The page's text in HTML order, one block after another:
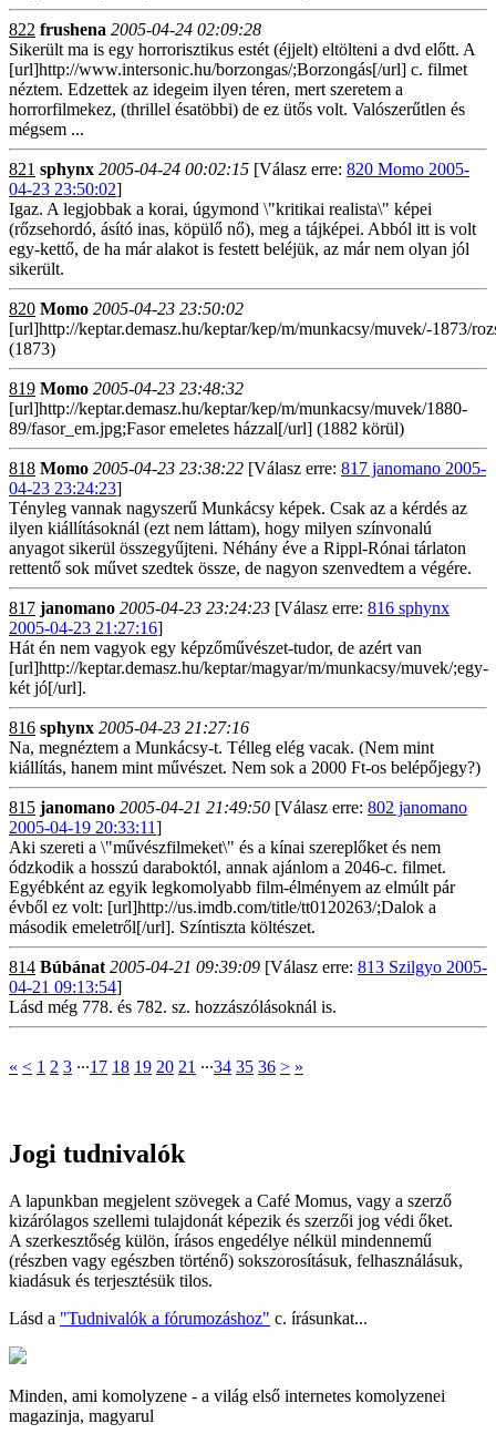
822 frushena 2005-04-24 02:09:28
Sikerült ma is egy horrorisztikus estét (éjjelt) eltölteni a dvd előtt. A
[url]http://www.intersonic.hu/borzongas/;Borzongás[/url] c. filmet
néztem. Edzettek az idegeim ilyen téren, mert szeretem a
horrorfilmekez, (thrillel ésatöbbi) de ez ütős volt. Valószerűtlen és
mégsem ...
821 sphynx 2005-04-24 00:02:15 [Válasz erre: 820 Momo 2005-
04-23 23:50:02]
Igaz. A legjobbak a korai, úgymond \"kritikai realista\" képei
(rőzsehordó, ásító inas, köpülő nő), meg a tájképei. Abból itt is volt
egy-kettő, de ha már alakot is festett beléjük, az már nem olyan jól
sikerült.
820 Momo 2005-04-23 23:50:02
[url]http://keptar.demasz.hu/keptar/kep/m/munkacsy/muvek/-1873/
(1873)
819 Momo 2005-04-23 23:48:32
[url]http://keptar.demasz.hu/keptar/kep/m/munkacsy/muvek/1880-
89/fasor_em.jpg;Fasor emeletes házzal[/url] (1882 körül)
818 Momo 2005-04-23 23:38:22 [Válasz erre: 817 janomano 2005-
04-23 23:24:23]
Tényleg vannak nagyszerű Munkácsy képek. Csak az a kérdés az
ilyen kiállításoknál (ezt nem láttam), hogy milyen színvonalú
anyagot sikerül összegyűjteni. Néhány éve a Rippl-Rónai tárlaton
rettentő sok művet szedtek össze, de nagyon szenvedtem a végére.
817 janomano 2005-04-23 23:24:23 [Válasz erre: 816 sphynx
2005-04-23 21:27:16]
Hát én nem vagyok egy képzőművészet-tudor, de azért van
[url]http://keptar.demasz.hu/keptar/magyar/m/munkacsy/muvek/;egy-
két jó[/url].
816 sphynx 2005-04-23 21:27:16
Na, megnéztem a Munkácsy-t. Télleg elég vacak. (Nem mint
kiállítás, hanem mint művészet. Nem sok a 2000 Ft-os belépőjegy?)
815 janomano 2005-04-21 21:49:50 [Válasz erre: 802 janomano
2005-04-19 20:33:11]
Aki szereti a \"művészfilmeket\" és a kínai szereplőket és nem
ódzkodik a hosszú daraboktól, annak ajánlom a 2046-c. filmet.
Egyébként az egyik legkomolyabb film-élményem az elmúlt pár
évből ez volt: [url]http://us.imdb.com/title/tt0120263/;Dalok a
második emeletről[/url]. Színtiszta költészet.
814 Búbánat 2005-04-21 09:39:09 [Válasz erre: 813 Szilgyo 2005-
04-21 09:13:54]
Lásd még 778. és 782. sz. hozzászólásoknál is.
« < 1 2 3 ∙∙∙17 18 19 20 21 ∙∙∙34 35 36 > »
Jogi tudnivalók
A lapunkban megjelent szövegek a Café Momus, vagy a szerző
kizárólagos szellemi tulajdonát képezik és szerzői jog védi őket.
A szerkesztőség külön, írásos engedélye nélkül mindennemű
(részben vagy egészben történő) sokszorosításuk, felhasználásuk,
kiadásuk és terjesztésük tilos.
Lásd a "Tudnivalók a fórumozáshoz" c. írásunkat...
Minden, ami komolyzene - a világ első internetes komolyzenei
magazinja, magyarul